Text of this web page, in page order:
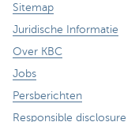
Sitemap
Juridische Informatie
Over KBC
Jobs
Persberichten
Responsible disclosure